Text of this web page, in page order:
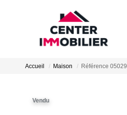
Accueil Maison Référence 05029
Vendu